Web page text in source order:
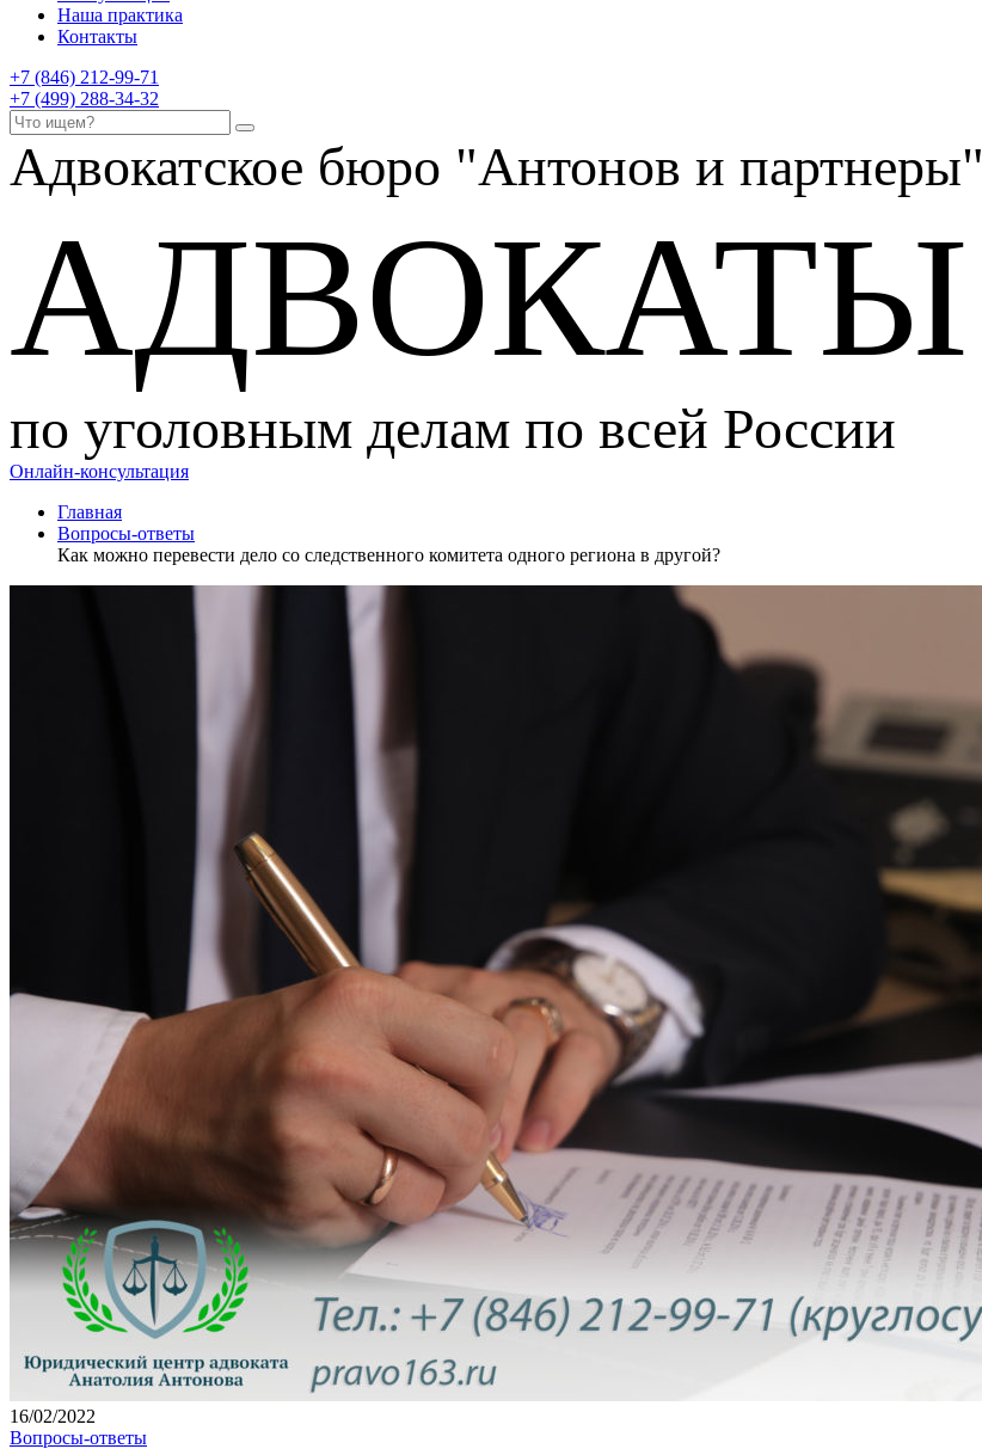
Наша практика
Контакты
+7 (846) 212-99-71
+7 (499) 288-34-32
Адвокатское бюро "Антонов и партнеры"
АДВОКАТЫ
по уголовным делам по всей России
Онлайн-консультация
Главная
Вопросы-ответы
Как можно перевести дело со следственного комитета одного региона в другой?
16/02/2022
Вопросы-ответы